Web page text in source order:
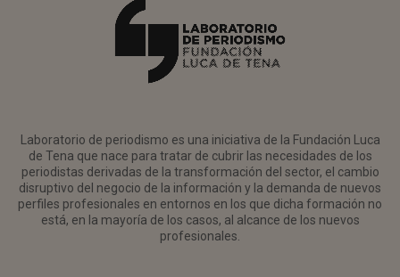
Laboratorio de periodismo es una iniciativa de la Fundación Luca
de Tena que nace para tratar de cubrir las necesidades de los
periodistas derivadas de la transformación del sector, el cambio
disruptivo del negocio de la información y la demanda de nuevos
perfiles profesionales en entornos en los que dicha formación no
está, en la mayoría de los casos, al alcance de los nuevos
profesionales.